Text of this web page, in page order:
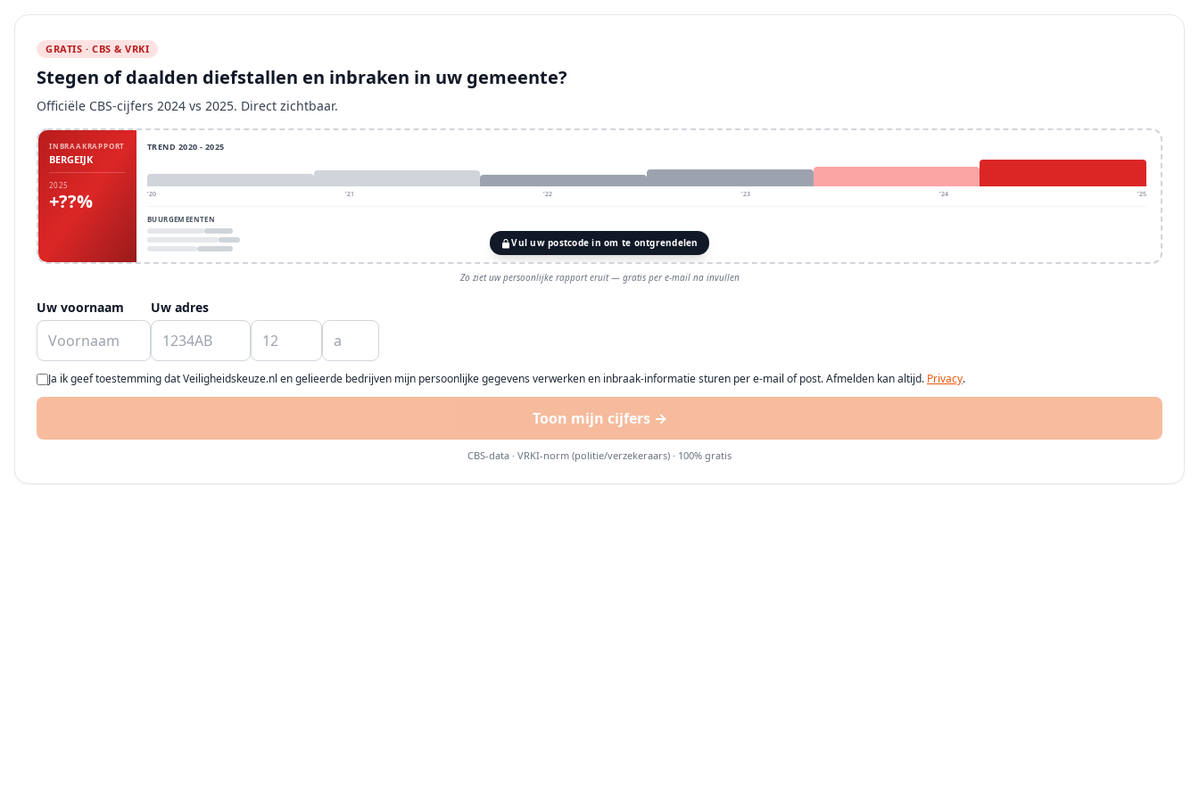
GRATIS · CBS & VRKI
Stegen of daalden diefstallen en inbraken in uw gemeente?
Officiële CBS-cijfers 2024 vs 2025. Direct zichtbaar.
INBRAAKRAPPORT
BERGEIJK
2025
+??%
TREND 2020 - 2025
'20 '21 '22 '23 '24 '25
BUURGEMEENTEN
Vul uw postcode in om te ontgrendelen
Zo ziet uw persoonlijke rapport eruit — gratis per e-mail na invullen
Uw voornaam Uw adres
Ja ik geef toestemming dat Veiligheidskeuze.nl en gelieerde bedrijven mijn persoonlijke gegevens verwerken en inbraak-informatie sturen per e-mail of post. Afmelden kan altijd. Privacy.
Toon mijn cijfers →
CBS-data · VRKI-norm (politie/verzekeraars) · 100% gratis